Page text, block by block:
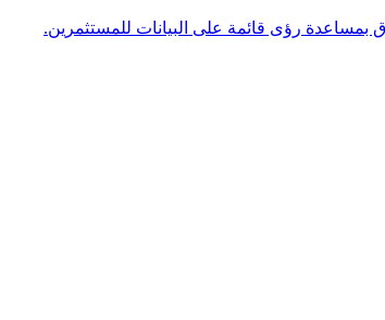
رؤى قائمة على البيانات للمستثمرين.